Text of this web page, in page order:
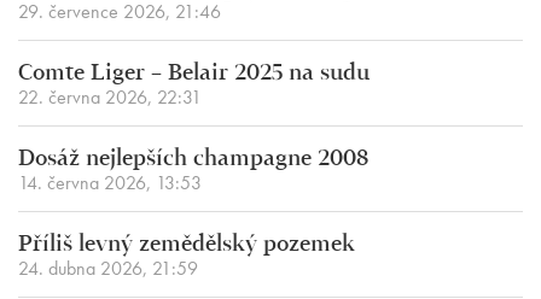
29. července 2026, 21:46
Comte Liger – Belair 2025 na sudu
22. června 2026, 22:31
Dosáž nejlepších champagne 2008
14. června 2026, 13:53
Příliš levný zemědělský pozemek
24. dubna 2026, 21:59